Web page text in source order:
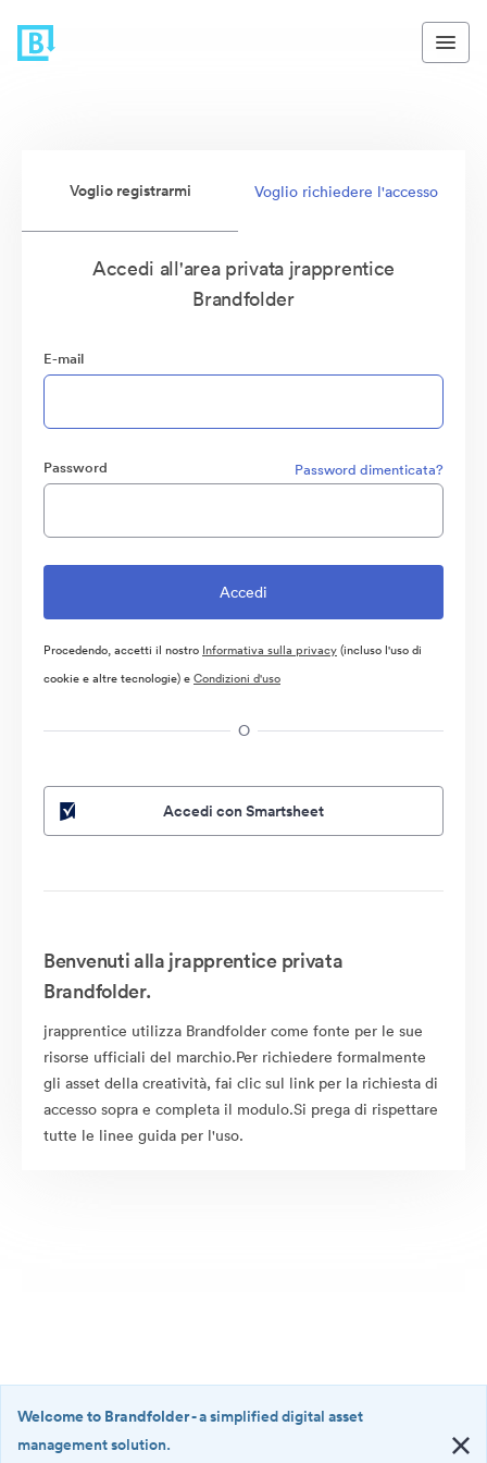
Voglio registrarmi Voglio richiedere l'accesso
Accedi all'area privata jrapprentice
Brandfolder
E-mail
Password Password dimenticata?
Procedendo, accetti il nostro Informativa sulla privacy(incluso l'uso di
cookie e altre tecnologie) eCondizioni d'uso
O
Accedi con Smartsheet
Benvenuti alla jrapprentice privata
Brandfolder.
jrapprentice utilizza Brandfolder come fonte per le sue
risorse ufficiali del marchio.Per richiedere formalmente
gli asset della creatività, fai clic sul link per la richiesta di
accesso sopra e completa il modulo.Si prega di rispettare
tutte le linee guida per l'uso.
Welcome to Brandfolder- a simplified digital asset
management solution.